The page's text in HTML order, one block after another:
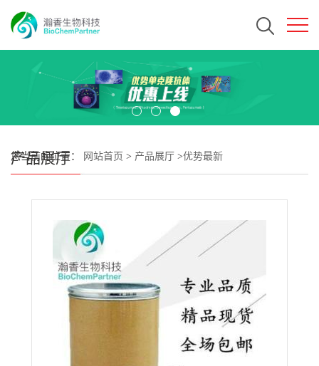
产品展厅
您当前的位置： 网站首页 > 产品展厅 >优势最新